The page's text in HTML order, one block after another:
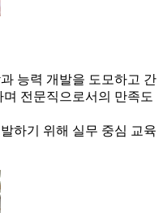
능력 개발을 도모하고 간
전문직으로서의 만족도
하기 위해 실무 중심 교육